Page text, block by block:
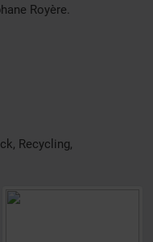
Royère.
Recycling,